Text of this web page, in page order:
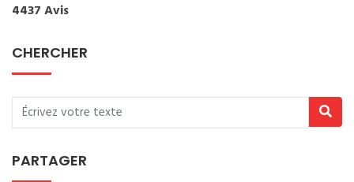
4437 Avis
CHERCHER
PARTAGER